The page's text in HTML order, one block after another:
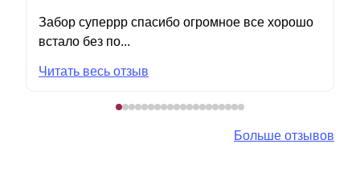
Забор суперрр спасибо огромное все хорошо
встало без по...
Читать весь отзыв
Больше отзывов